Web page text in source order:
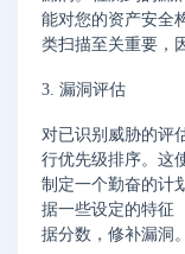
能对您的资产安全
类扫描至关重要，
3. 漏洞评估
对已识别威胁的评
行优先级排序。这
制定一个勤奋的计
据一些设定的特征
据分数，修补漏洞。